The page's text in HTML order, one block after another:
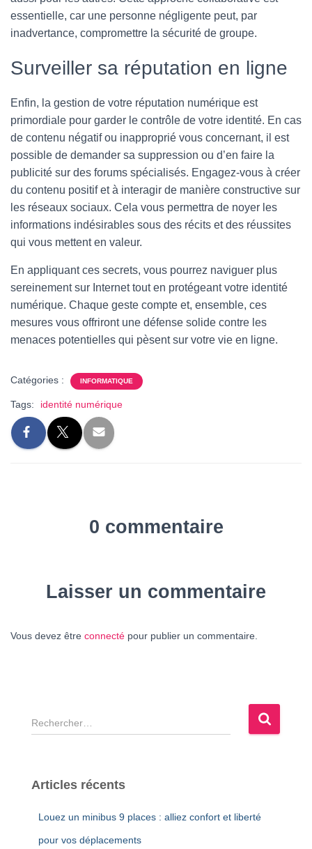
essentielle, car une personne négligente peut, par
inadvertance, compromettre la sécurité de groupe.
Surveiller sa réputation en ligne
Enfin, la gestion de votre réputation numérique est
primordiale pour garder le contrôle de votre identité. En cas
de contenu négatif ou inapproprié vous concernant, il est
possible de demander sa suppression ou d’en faire la
publicité sur des forums spécialisés. Engagez-vous à créer
du contenu positif et à interagir de manière constructive sur
les réseaux sociaux. Cela vous permettra de noyer les
informations indésirables sous des récits et des réussites
qui vous mettent en valeur.
En appliquant ces secrets, vous pourrez naviguer plus
sereinement sur Internet tout en protégeant votre identité
numérique. Chaque geste compte et, ensemble, ces
mesures vous offriront une défense solide contre les
menaces potentielles qui pèsent sur votre vie en ligne.
Catégories : INFORMATIQUE
Tags: identité numérique
0 commentaire
Laisser un commentaire
Vous devez être connecté pour publier un commentaire.
R
e
e
Articles récents
Louez un minibus 9 places : alliez confort et liberté
pour vos déplacements